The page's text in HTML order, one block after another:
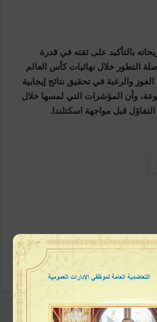
بالتأكيد على ثقته في قدرة
التطور خلال نهائيات كأس العالم
الفوز والرغبة في تحقيق نتائج إيجابية
وأن المؤشرات التي لمسها خلال
التفاؤل قبل مواجهة اسكتلندا.